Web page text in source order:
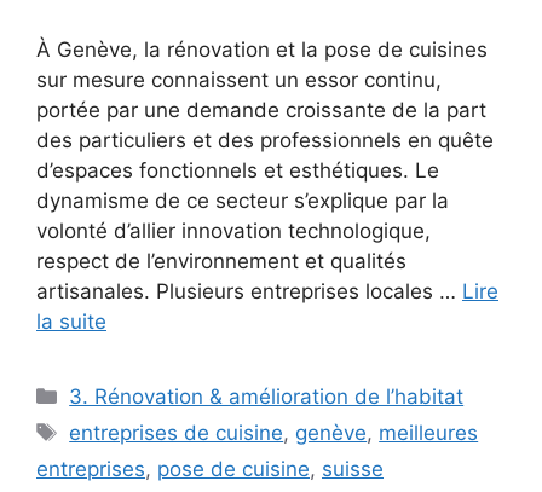
À Genève, la rénovation et la pose de cuisines
sur mesure connaissent un essor continu,
portée par une demande croissante de la part
des particuliers et des professionnels en quête
d’espaces fonctionnels et esthétiques. Le
dynamisme de ce secteur s’explique par la
volonté d’allier innovation technologique,
respect de l’environnement et qualités
artisanales. Plusieurs entreprises locales … Lire
la suite
Catégories
3. Rénovation & amélioration de l’habitat
Étiquettes
entreprises de cuisine, genève, meilleures
entreprises, pose de cuisine, suisse